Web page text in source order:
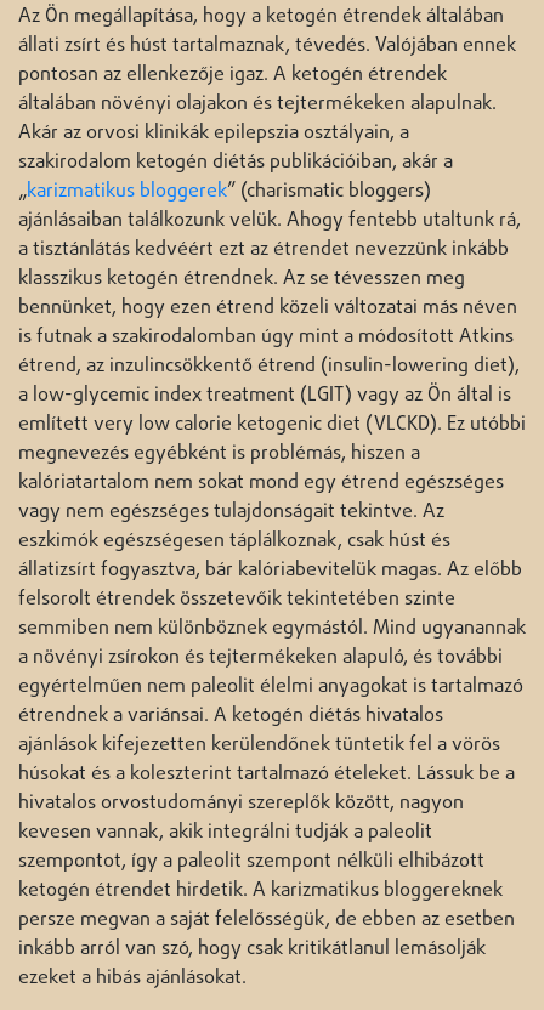
Az Ön megállapítása, hogy a ketogén étrendek általában
állati zsírt és húst tartalmaznak, tévedés. Valójában ennek
pontosan az ellenkezője igaz. A ketogén étrendek
általában növényi olajakon és tejtermékeken alapulnak.
Akár az orvosi klinikák epilepszia osztályain, a
szakirodalom ketogén diétás publikációiban, akár a
„karizmatikus bloggerek” (charismatic bloggers)
ajánlásaiban találkozunk velük. Ahogy fentebb utaltunk rá,
a tisztánlátás kedvéért ezt az étrendet nevezzünk inkább
klasszikus ketogén étrendnek. Az se tévesszen meg
bennünket, hogy ezen étrend közeli változatai más néven
is futnak a szakirodalomban úgy mint a módosított Atkins
étrend, az inzulincsökkentő étrend (insulin-lowering diet),
a low-glycemic index treatment (LGIT) vagy az Ön által is
említett very low calorie ketogenic diet (VLCKD). Ez utóbbi
megnevezés egyébként is problémás, hiszen a
kalóriatartalom nem sokat mond egy étrend egészséges
vagy nem egészséges tulajdonságait tekintve. Az
eszkimók egészségesen táplálkoznak, csak húst és
állatizsírt fogyasztva, bár kalóriabevitelük magas. Az előbb
felsorolt étrendek összetevőik tekintetében szinte
semmiben nem különböznek egymástól. Mind ugyanannak
a növényi zsírokon és tejtermékeken alapuló, és további
egyértelműen nem paleolit élelmi anyagokat is tartalmazó
étrendnek a variánsai. A ketogén diétás hivatalos
ajánlások kifejezetten kerülendőnek tüntetik fel a vörös
húsokat és a koleszterint tartalmazó ételeket. Lássuk be a
hivatalos orvostudományi szereplők között, nagyon
kevesen vannak, akik integrálni tudják a paleolit
szempontot, így a paleolit szempont nélküli elhibázott
ketogén étrendet hirdetik. A karizmatikus bloggereknek
persze megvan a saját felelősségük, de ebben az esetben
inkább arról van szó, hogy csak kritikátlanul lemásolják
ezeket a hibás ajánlásokat.